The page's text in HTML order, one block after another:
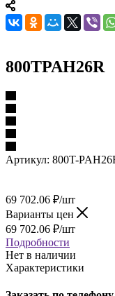
800TPAH26R
Артикул: 800T-
69 702.06 ₽/шт
Варианты цен
69 702.06 ₽/шт
Подробности
Нет в наличии
Характеристики